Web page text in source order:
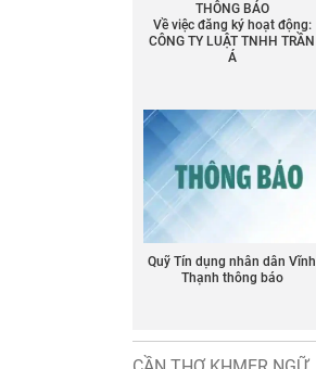
THÔNG BÁO
Về việc đăng ký hoạt động:
CÔNG TY LUẬT TNHH TRẦN
Á
Quỹ Tín dụng nhân dân Vĩnh
Thạnh thông báo